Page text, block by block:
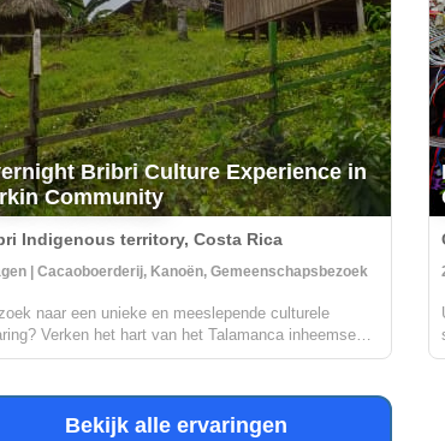
Bribri Culture Experience in
Community
Indigenous territory, Costa Rica
| Cacaoboerderij, Kanoën, Gemeenschapsbezoek
naar een unieke en meeslepende culturele
Verken het hart van het Talamanca inheemse
aan de bovenloop van de Yorkin-rivier. Vertrekkend
uitgeholde kano naar de Yor...
Bekijk alle ervaringen